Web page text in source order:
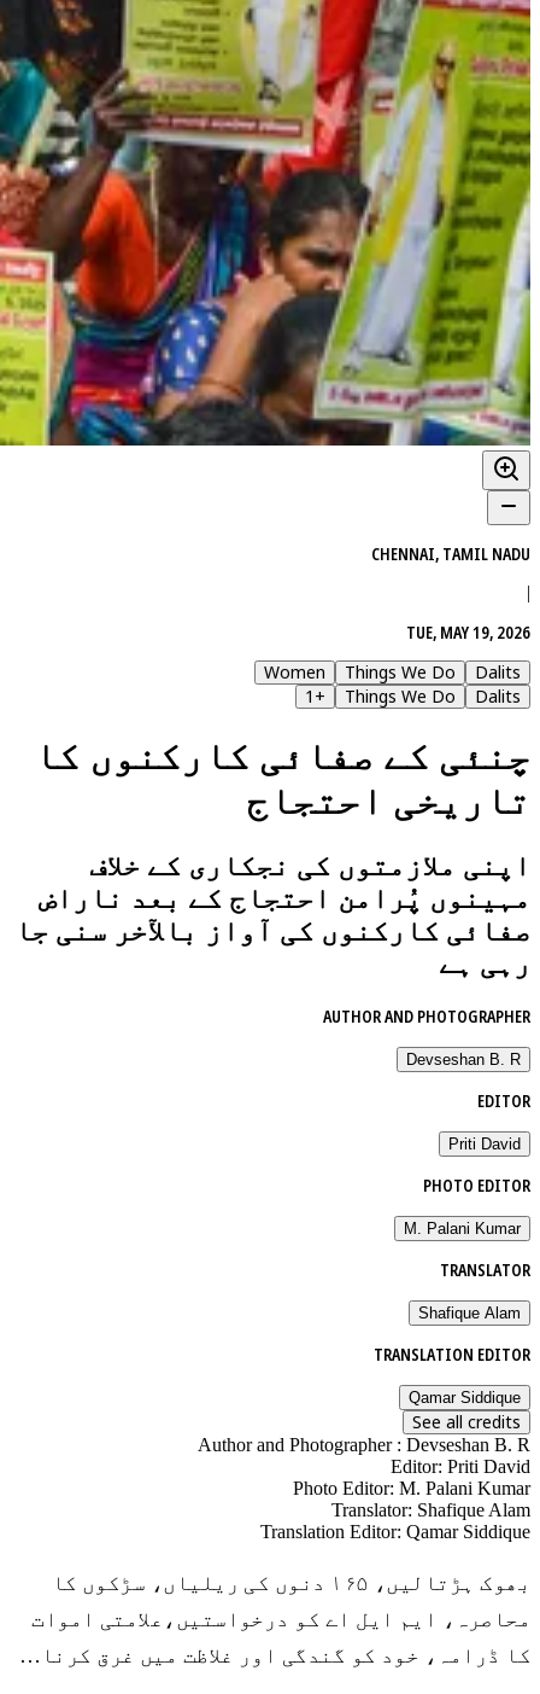
CHENNAI, TAMIL NADU
|
TUE, MAY 19, 2026
Dalits
Things We Do
Women
Dalits
Things We Do
+
1
چنئی کے صفائی کارکنوں کا
تاریخی احتجاج
اپنی ملازمتوں کی نجکاری کے خلاف
مہینوں پُرامن احتجاج کے بعد ناراض
صفائی کارکنوں کی آواز بالآخر سنی جا
رہی ہے
AUTHOR AND PHOTOGRAPHER
Devseshan B. R
EDITOR
Priti David
PHOTO EDITOR
M. Palani Kumar
TRANSLATOR
Shafique Alam
TRANSLATION EDITOR
Qamar Siddique
See all credits
Author and Photographer : Devseshan B. R
Editor: Priti David
Photo Editor: M. Palani Kumar
Translator: Shafique Alam
Translation Editor: Qamar Siddique
بھوک ہڑتالیں، ۱۶۵ دنوں کی ریلیاں، سڑکوں کا
محاصرہ، ایم ایل اے کو درخواستیں،علامتی اموات
کا ڈرامہ، خود کو گندگی اور غلاظت میں غرق کرنا…